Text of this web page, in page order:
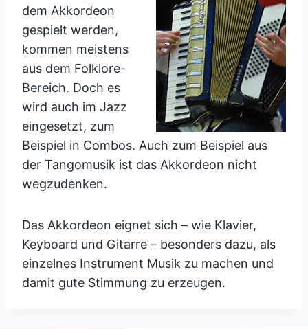
dem Akkordeon
gespielt werden,
kommen meistens
aus dem Folklore-
Bereich. Doch es
wird auch im Jazz
eingesetzt, zum
Beispiel in Combos. Auch zum Beispiel aus
der Tangomusik ist das Akkordeon nicht
wegzudenken.
Das Akkordeon eignet sich – wie Klavier,
Keyboard und Gitarre – besonders dazu, als
einzelnes Instrument Musik zu machen und
damit gute Stimmung zu erzeugen.